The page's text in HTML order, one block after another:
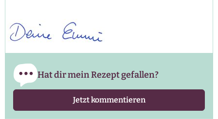
Hat dir mein Rezept gefallen?
Jetzt kommentieren